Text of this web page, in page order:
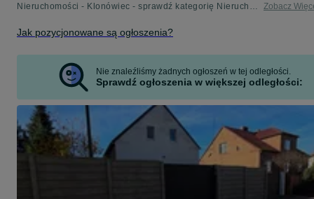
Nieruchomości - Klonówiec - sprawdź kategorię Nieruchomości Zobacz
Jak pozycjonowane są ogłoszenia?
Nie znaleźliśmy żadnych ogłoszeń w tej odległości.
Sprawdź ogłoszenia w większej odległości: